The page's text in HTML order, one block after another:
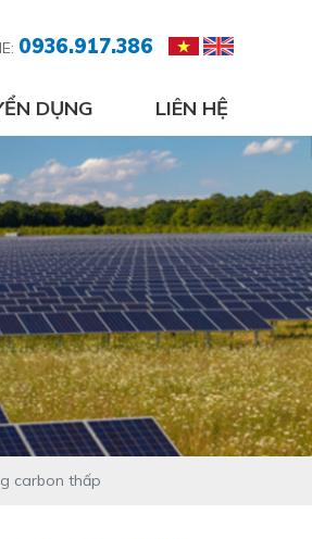
0936.917.386
DỤNG LIÊN HỆ
carbon thấp